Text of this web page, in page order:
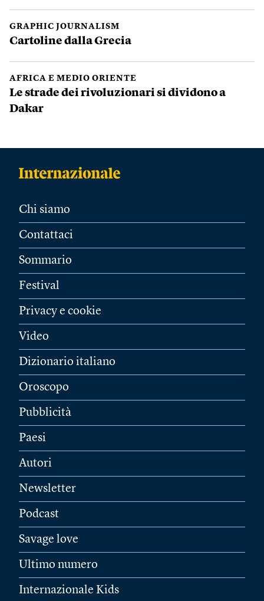
GRAPHIC JOURNALISM
Cartoline dalla Grecia
AFRICA E MEDIO ORIENTE
Le strade dei rivoluzionari si dividono a
Dakar
Chi siamo
Contattaci
Sommario
Festival
Privacy e cookie
Video
Dizionario italiano
Oroscopo
Pubblicità
Paesi
Autori
Newsletter
Podcast
Savage love
Ultimo numero
Internazionale Kids